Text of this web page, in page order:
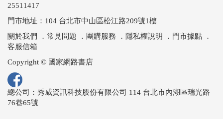
25511417
門市地址：104 台北市中山區松江路209號1樓
關於我們
． 常見問題 ． 團購服務 ． 隱私權說明 ． 門市據點 ．
客服信箱
Copyright © 國家網路書店
總公司：秀威資訊科技股份有限公司 114 台北市內湖區瑞光路
76巷65號